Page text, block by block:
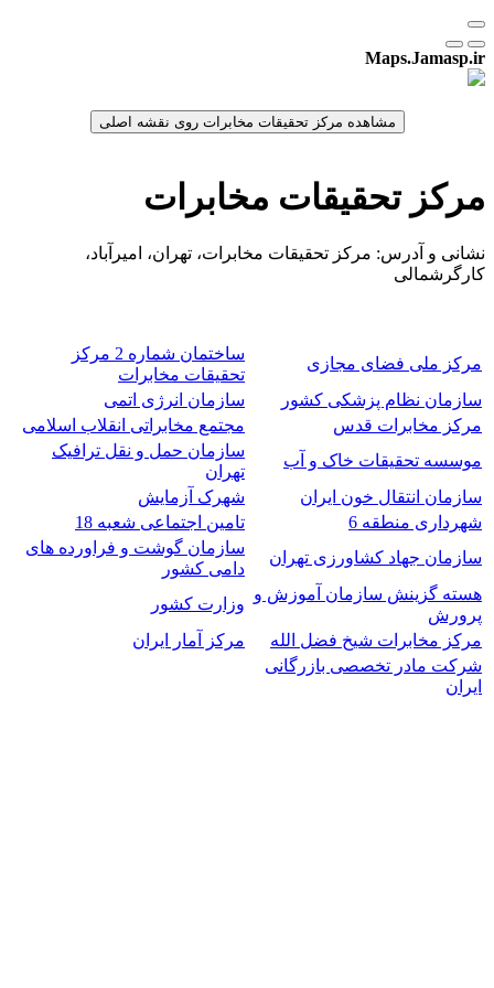
Maps.Jamasp.ir
مرکز تحقیقات مخابرات
نشانی و آدرس: مرکز تحقیقات مخابرات، تهران، امیرآباد،
کارگرشمالی
مرکز ملی فضای مجازی
ساختمان شماره 2 مرکز
تحقیقات مخابرات
سازمان نظام پزشکی کشور
سازمان انرژی اتمی
مرکز مخابرات قدس
مجتمع مخابراتی انقلاب اسلامی
موسسه تحقیقات خاک و آب
سازمان حمل و نقل ترافیک
تهران
سازمان انتقال خون ایران
شهرک آزمایش
شهرداری منطقه 6
تامین اجتماعی شعبه 18
سازمان جهاد کشاورزی تهران
سازمان گوشت و فراورده های
دامی کشور
هسته گزینش سازمان آموزش و
پرورش
وزارت کشور
مرکز مخابرات شیخ فضل الله
مرکز آمار ایران
شرکت مادر تخصصی بازرگانی
ایران